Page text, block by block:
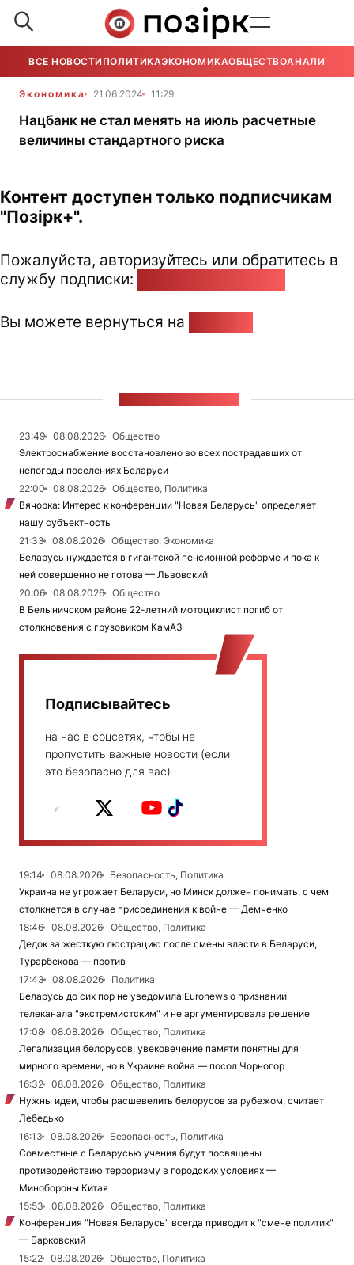
ВСЕ НОВОСТИ ПОЛИТИКАЭКОНОМИКАОБЩЕСТВОАНАЛИТИКА
Экономика 21.06.2024 11:29
Нацбанк не стал менять на июль расчетные
величины стандартного риска
Контент доступен только подписчикам
"Позірк+".
Пожалуйста, авторизуйтесь или обратитесь в
службу подписки:
Вы можете вернуться на
23:49 08.08.2026
Общество
Электроснабжение восстановлено во всех пострадавших от
непогоды поселениях Беларуси
22:00
08.08.2026
Общество, Политика
Вячорка: Интерес к конференции "Новая Беларусь" определяет
нашу субъектность
21:33
08.08.2026
Общество, Экономика
Беларусь нуждается в гигантской пенсионной реформе и пока к
ней совершенно не готова — Львовский
20:06
08.08.2026
Общество
В Белыничском районе 22-летний мотоциклист погиб от
столкновения с грузовиком КамАЗ
Подписывайтесь
на нас в соцсетях, чтобы не
пропустить важные новости (если
это безопасно для вас)
19:14 08.08.2026
Безопасность, Политика
Украина не угрожает Беларуси, но Минск должен понимать, с чем
столкнется в случае присоединения к войне — Демченко
18:46
08.08.2026
Общество, Политика
Дедок за жесткую люстрацию после смены власти в Беларуси,
Турарбекова — против
17:43
08.08.2026
Политика
Беларусь до сих пор не уведомила Euronews о признании
телеканала "экстремистским" и не аргументировала решение
17:08
08.08.2026
Общество, Политика
Легализация белорусов, увековечение памяти понятны для
мирного времени, но в Украине война — посол Чорногор
16:32
08.08.2026
Общество, Политика
Нужны идеи, чтобы расшевелить белорусов за рубежом, считает
Лебедько
16:13
08.08.2026
Безопасность, Политика
Совместные с Беларусью учения будут посвящены
противодействию терроризму в городских условиях —
Минобороны Китая
15:53
08.08.2026
Общество, Политика
Конференция "Новая Беларусь" всегда приводит к "смене политик"
— Барковский
15:22
08.08.2026
Общество, Политика